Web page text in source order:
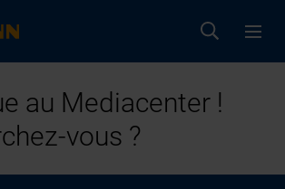
au Mediacenter !
vous ?